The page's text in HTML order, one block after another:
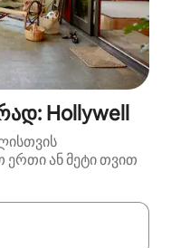
Hollywell
ან მეტი თვით
ნავიგაციისთვის